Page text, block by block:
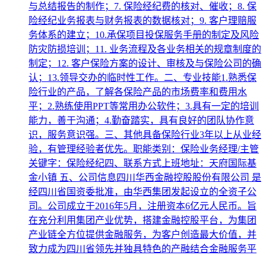
与总结报告的制作；7. 保险经纪费的核对、催收；8. 保
险经纪业务报表与财务报表的数据核对；9. 客户理赔服
务体系的建立；10.承保项目投保服务手册的制定及风险
防灾防损培训；11. 业务流程及各业务相关的规章制度的
制定；12. 客户保险方案的设计、审核及与保险公司的确
认；13.领导交办的临时性工作。二、专业技能1.熟悉保
险行业的产品，了解各保险产品的市场费率和费用水
平；2.熟练使用PPT等常用办公软件；3.具有一定的培训
能力，善于沟通；4.勤奋踏实，具有良好的团队协作意
识，服务意识强。三、其他具备保险行业3年以上从业经
验，有管理经验者优先。职能类别：保险业务经理/主管
关键字：保险经纪四、联系方式上班地址：天府国际基
金小镇 五、公司信息四川华西金融控股股份有限公司 是
经四川省国资委批准，由华西集团发起设立的全资子公
司。公司成立于2016年5月，注册资本6亿元人民币。旨
在充分利用集团产业优势，搭建金融控股平台，为集团
产业链全方位提供金融服务，为客户创造最大价值，并
致力成为四川省领先并独具特色的产融结合金融服务平